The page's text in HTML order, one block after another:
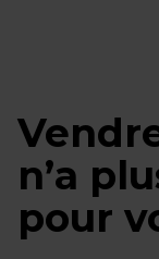
n’a
pour